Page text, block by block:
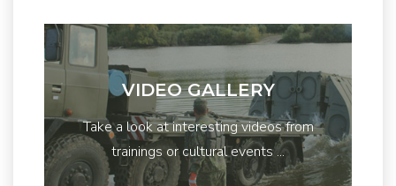
VIDEO GALLERY
Take a look at interesting videos from
trainings or cultural events ...